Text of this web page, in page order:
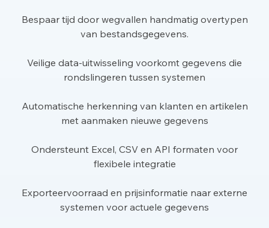
Bespaar tijd door wegvallen handmatig overtypen
van bestandsgegevens.
Veilige data-uitwisseling voorkomt gegevens die
rondslingeren tussen systemen
Automatische herkenning van klanten en artikelen
met aanmaken nieuwe gegevens
Ondersteunt Excel, CSV en API formaten voor
flexibele integratie
Exporteervoorraad en prijsinformatie naar externe
systemen voor actuele gegevens